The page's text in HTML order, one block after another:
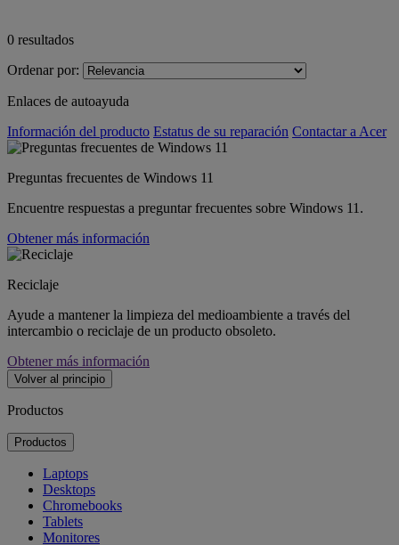
0 resultados
Ordenar por:
Enlaces de autoayuda
Información del producto Estatus de su reparación Contactar a Acer
Preguntas frecuentes de Windows 11
Encuentre respuestas a preguntar frecuentes sobre Windows 11.
Obtener más información
Reciclaje
Ayude a mantener la limpieza del medioambiente a través del
intercambio o reciclaje de un producto obsoleto.
Obtener más información
Volver al principio
Productos
Productos
Laptops
Desktops
Chromebooks
Tablets
Monitores